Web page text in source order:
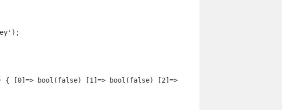
{ [0]=> bool(false) [1]=> bool(false) [2]=>